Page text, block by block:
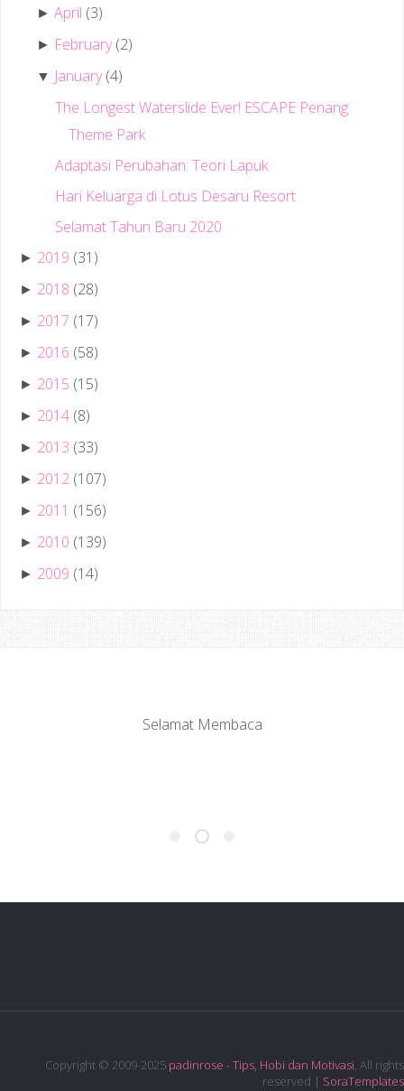
►April (3)
► February (2)
▼ January (4)
The Longest Waterslide Ever! ESCAPE Penang
Theme Park
Adaptasi Perubahan: Teori Lapuk
Hari Keluarga di Lotus Desaru Resort
Selamat Tahun Baru 2020
► 2019 (31)
► 2018 (28)
► 2017 (17)
► 2016 (58)
► 2015 (15)
► 2014 (8)
► 2013 (33)
► 2012 (107)
► 2011 (156)
► 2010 (139)
► 2009 (14)
Selamat Membaca
Copyright © 2009-2025 padinrose - Tips, Hobi dan Motivasi, All rights
reserved | SoraTemplates